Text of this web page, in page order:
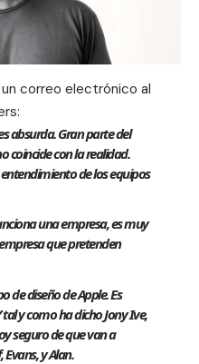
correo electrónico al
:
absurda. Gran parte del
coincide con la realidad.
de los equipos
una empresa, es muy
que pretenden
de diseño de Apple. Es
y como ha dicho Jony Ive,
seguro de que van a
y Alan.